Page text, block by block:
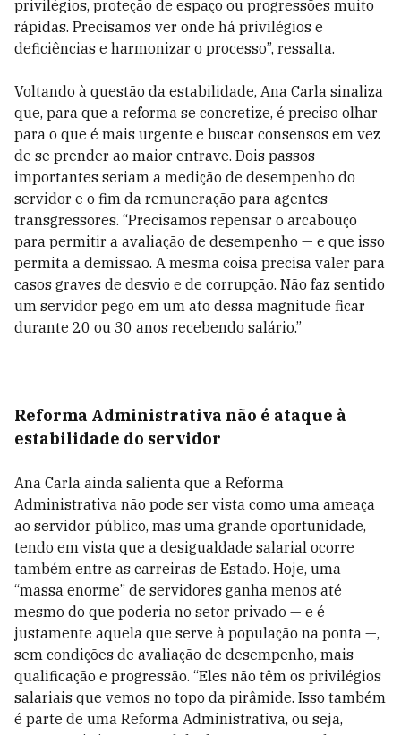
privilégios, proteção de espaço ou progressões muito
rápidas. Precisamos ver onde há privilégios e
deficiências e harmonizar o processo”, ressalta.
Voltando à questão da estabilidade, Ana Carla sinaliza
que, para que a reforma se concretize, é preciso olhar
para o que é mais urgente e buscar consensos em vez
de se prender ao maior entrave. Dois passos
importantes seriam a medição de desempenho do
servidor e o fim da remuneração para agentes
transgressores. “Precisamos repensar o arcabouço
para permitir a avaliação de desempenho — e que isso
permita a demissão. A mesma coisa precisa valer para
casos graves de desvio e de corrupção. Não faz sentido
um servidor pego em um ato dessa magnitude ficar
durante 20 ou 30 anos recebendo salário.”
Reforma Administrativa não é ataque à
estabilidade do servidor
Ana Carla ainda salienta que a Reforma
Administrativa não pode ser vista como uma ameaça
ao servidor público, mas uma grande oportunidade,
tendo em vista que a desigualdade salarial ocorre
também entre as carreiras de Estado. Hoje, uma
“massa enorme” de servidores ganha menos até
mesmo do que poderia no setor privado — e é
justamente aquela que serve à população na ponta —,
sem condições de avaliação de desempenho, mais
qualificação e progressão. “Eles não têm os privilégios
salariais que vemos no topo da pirâmide. Isso também
é parte de uma Reforma Administrativa, ou seja,